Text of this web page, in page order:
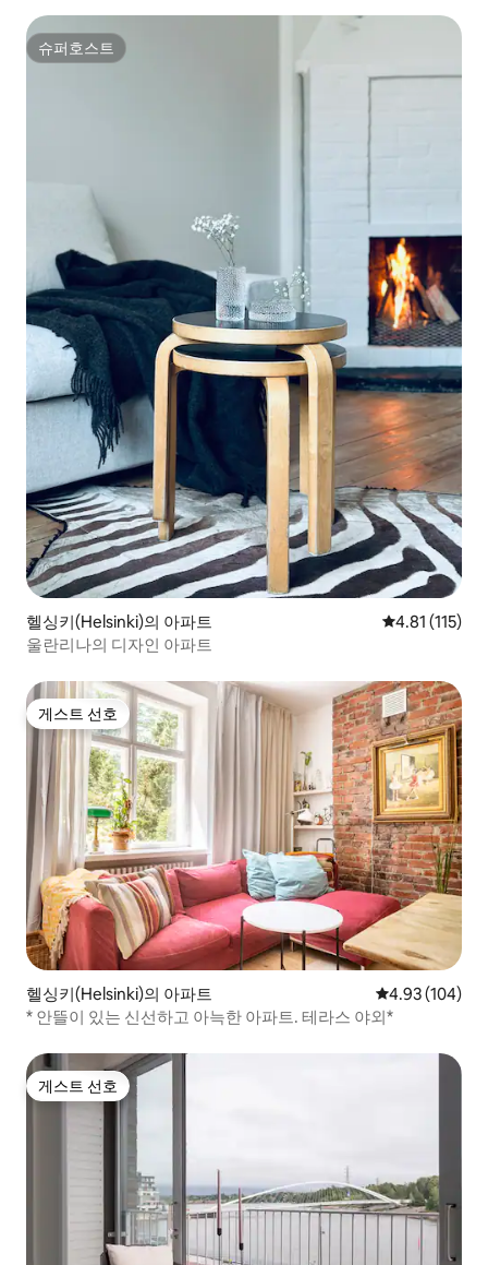
슈퍼호스트
슈퍼호스트
헬싱키(Helsinki)의 아파트 평점 4.81점(5
4.81 (115)
울란리나의 디자인 아파트
게스트 선호
게스트 선호
헬싱키(Helsinki)의 아파트 평점 4.93점(5
4.93 (104)
* 안뜰이 있는 신선하고 아늑한 아파트. 테라스 야외*
게스트 선호
게스트 선호